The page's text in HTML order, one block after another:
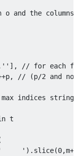
and the columns
'' ],
// for each
p,
// (p/2 and
indices string
t
' ). slice(0,m+